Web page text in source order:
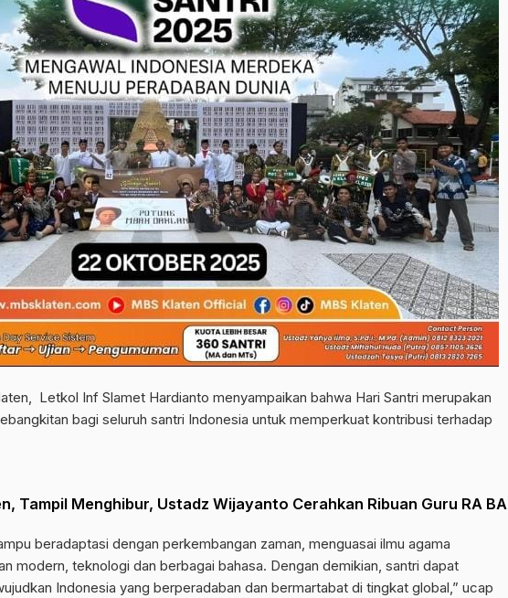
Letkol Inf Slamet Hardianto menyampaikan bahwa Hari Santri merupakan
bagi seluruh santri Indonesia untuk memperkuat kontribusi terhadap
Tampil Menghibur, Ustadz Wijayanto Cerahkan Ribuan Guru RA BA
beradaptasi dengan perkembangan zaman, menguasai ilmu agama
modern, teknologi dan berbagai bahasa. Dengan demikian, santri dapat
Indonesia yang berperadaban dan bermartabat di tingkat global,” ucap